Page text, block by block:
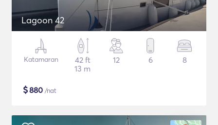
Lagoon 42
Katamaran
42 ft
13 m
12 6 8
$880 /nat